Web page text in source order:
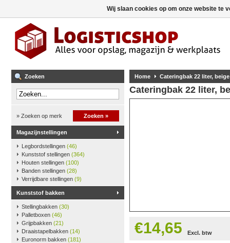
Zoeken
» Zoeken op merk Zoeken »
Magazijnstellingen
Legbordstellingen (46)
Kunststof stellingen (364)
Houten stellingen (100)
Banden stellingen (28)
Verrijdbare stellingen (9)
Kunststof bakken
Stellingbakken (30)
Palletboxen (46)
Grijpbakken (21)
Draaistapelbakken (14)
Euronorm bakken (181)
Home Cateringbak 22 liter, beige
Cateringbak 22 liter,
€14,65 Excl. btw
Wij slaan cookies op om onze website te